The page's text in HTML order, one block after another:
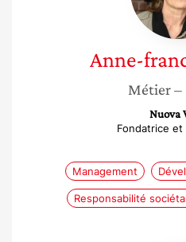
Anne-
Métier–
Nuova
Fondatrice
Management
Responsabilité